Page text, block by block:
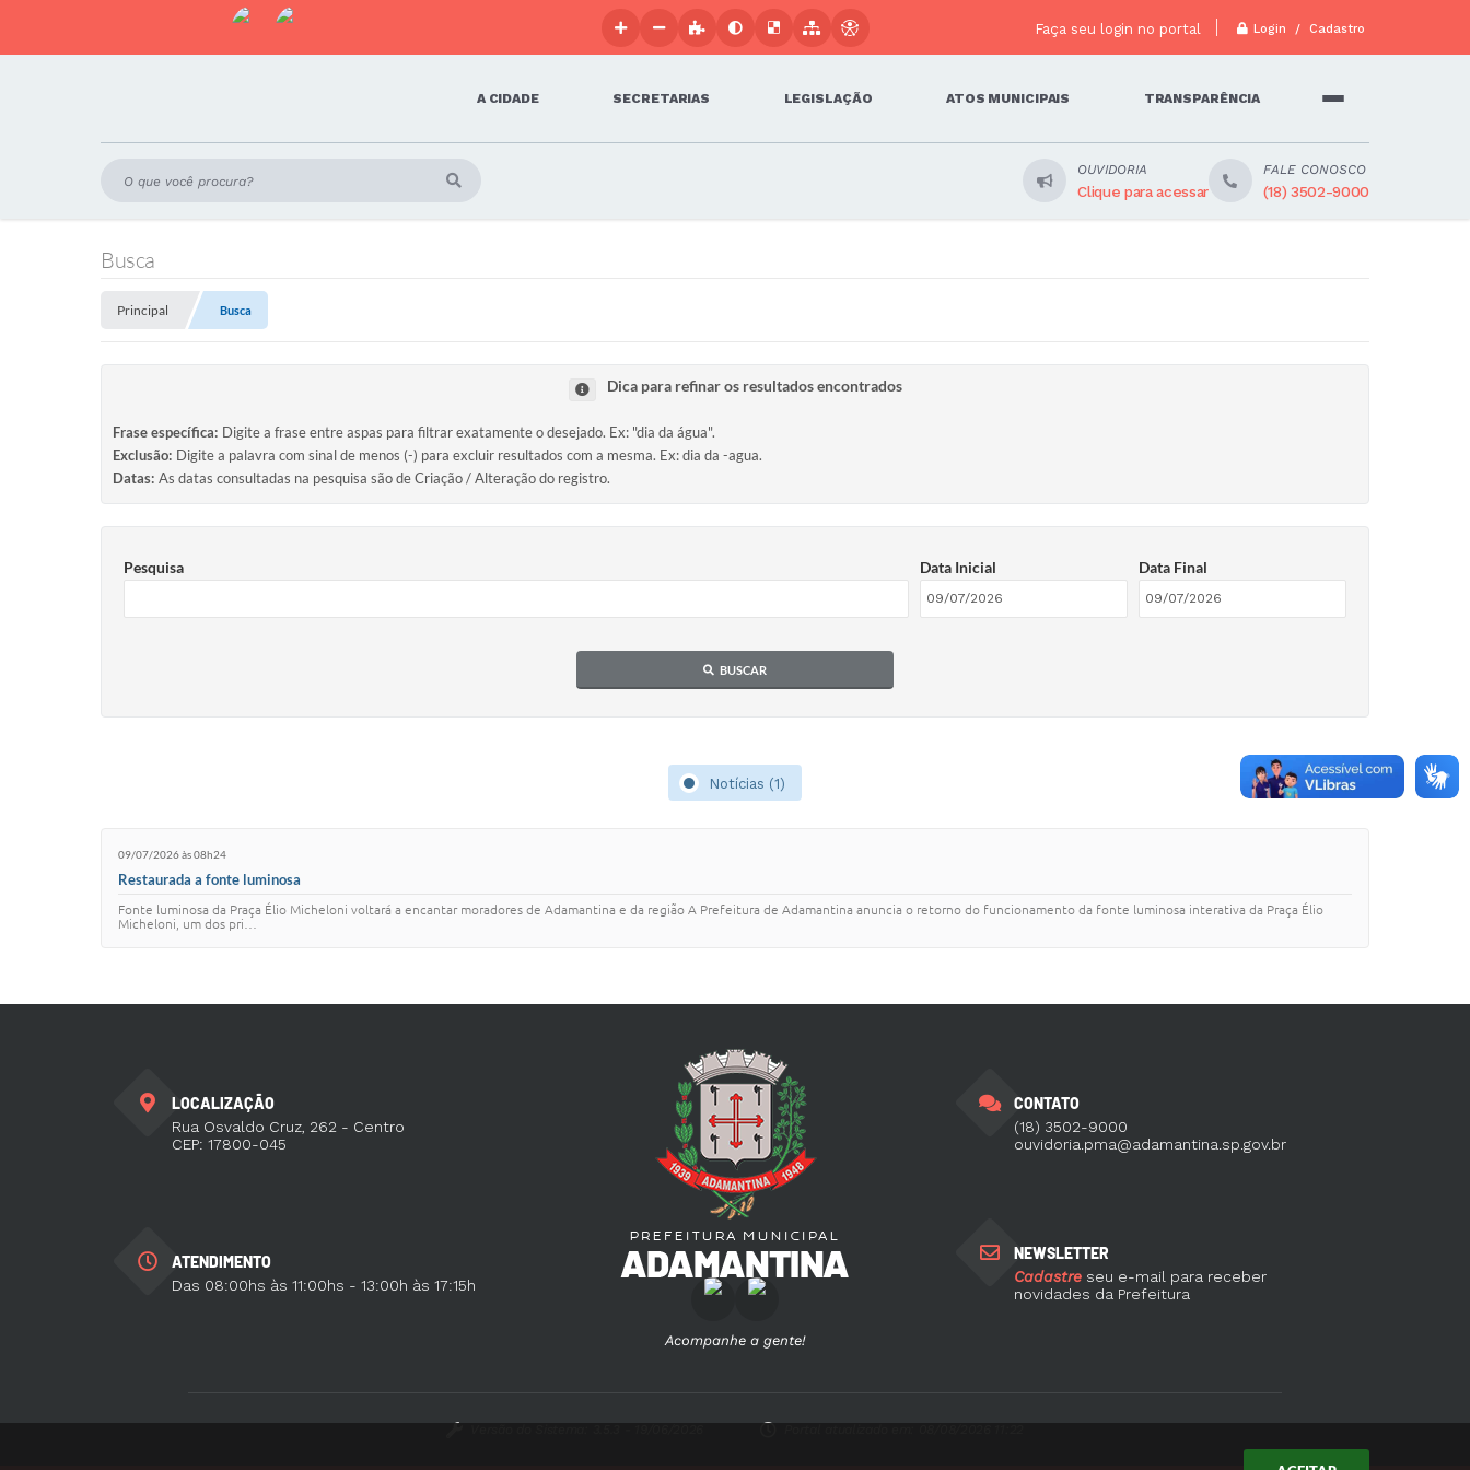
Faça seu login no portal Login / Cadastro
A CIDADE SECRETARIAS LEGISLAÇÃO ATOS MUNICIPAIS TRANSPARÊNCIA
OUVIDORIA
Clique para acessar
FALE CONOSCO
(18) 3502-9000
Busca
Principal Busca
Dica para refinar os resultados encontrados
Frase específica: Digite a frase entre aspas para filtrar exatamente o desejado. Ex: "dia da água".
Exclusão: Digite a palavra com sinal de menos (-) para excluir resultados com a mesma. Ex: dia da -agua.
Datas: As datas consultadas na pesquisa são de Criação / Alteração do registro.
Pesquisa Data Inicial Data Final
BUSCAR
Notícias (1)
09/07/2026 às 08h24
Restaurada a fonte luminosa
Fonte luminosa da Praça Élio Micheloni voltará a encantar moradores de Adamantina e da região A Prefeitura de Adamantina anuncia o retorno do funcionamento da fonte luminosa interativa da Praça Élio
Micheloni, um dos pri…
Acompanhe a gente!
LOCALIZAÇÃO
Rua Osvaldo Cruz, 262 - Centro
CEP: 17800-045
CONTATO
(18) 3502-9000
ouvidoria.pma@adamantina.sp.gov.br
ATENDIMENTO
Das 08:00hs às 11:00hs - 13:00h às 17:15h
NEWSLETTER
Cadastreseu e-mail para receber
novidades da Prefeitura